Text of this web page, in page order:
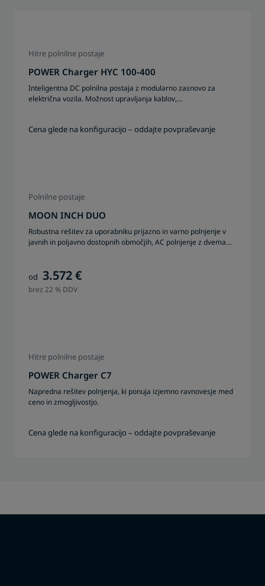
Hitre polnilne postaje
POWER Charger HYC 100-400
Inteligentna DC polnilna postaja z modularno zasnovo za
električna vozila. Možnost upravljanja kablov,
Cena glede na konfiguracijo – oddajte povpraševanje
Polnilne postaje
MOON INCH DUO
Robustna rešitev za uporabniku prijazno in varno polnjenje v
javnih in poljavno dostopnih območjih, AC polnjenje z dvema
od 3.572 €
brez 22 % DDV
Hitre polnilne postaje
POWER Charger C7
Napredna rešitev polnjenja, ki ponuja izjemno ravnovesje med
ceno in zmogljivostjo.
Cena glede na konfiguracijo – oddajte povpraševanje